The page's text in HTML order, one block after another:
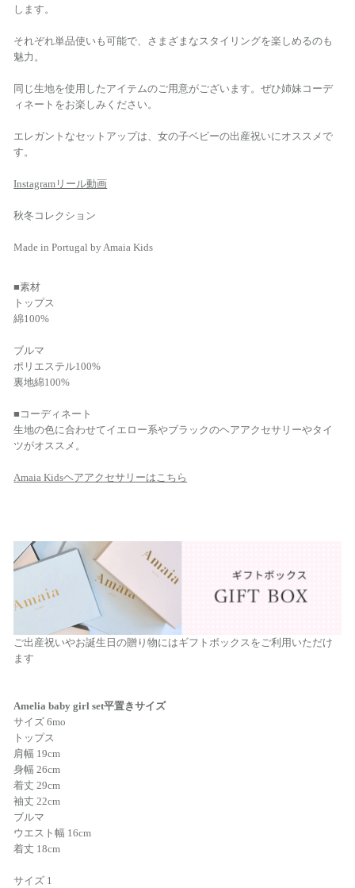
します。
それぞれ単品使いも可能で、さまざまなスタイリングを楽しめるのも
魅力。
同じ生地を使用したアイテムのご用意がございます。ぜひ姉妹コーデ
ィネートをお楽しみください。
エレガントなセットアップは、女の子ベビーの出産祝いにオススメで
す。
Instagramリール動画
秋冬コレクション
Made in Portugal by Amaia Kids
■素材
トップス
綿100%
ブルマ
ポリエステル100%
裏地綿100%
■コーディネート
生地の色に合わせてイエロー系やブラックのヘアアクセサリーやタイ
ツがオススメ。
Amaia Kidsヘアアクセサリーはこちら
ご出産祝いやお誕生日の贈り物にはギフトボックスをご利用いただけ
ます
Amelia baby girl set平置きサイズ
サイズ 6mo
トップス
肩幅 19cm
身幅 26cm
着丈 29cm
袖丈 22cm
ブルマ
ウエスト幅 16cm
着丈 18cm
サイズ 1